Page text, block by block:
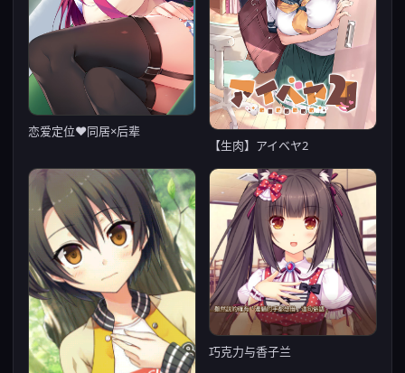
恋爱定位❤同居×后辈
【生肉】アイベヤ2
巧克力与香子兰